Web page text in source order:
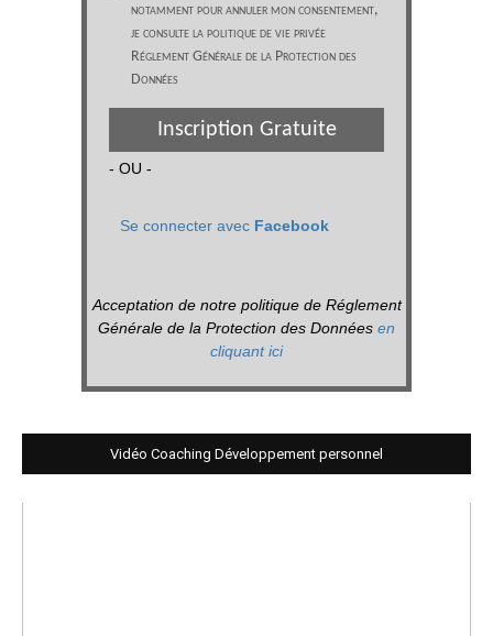
notamment pour annuler mon consentement,
je consulte la politique de vie privée
Réglement Générale de la Protection des
Données
Inscription Gratuite
- OU -
Se connecter avec Facebook
Acceptation de notre politique de Réglement
Générale de la Protection des Données en
cliquant ici
Vidéo Coaching Développement personnel